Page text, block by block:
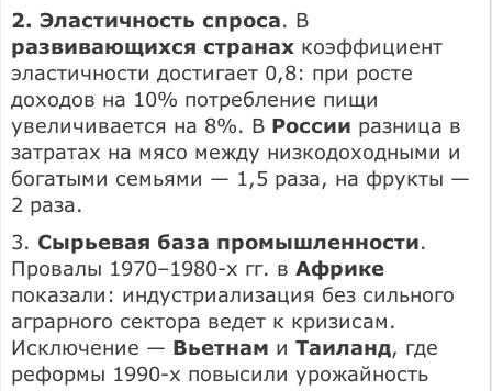
2. Эластичность спроса. В
развивающихся странах коэффициент
эластичности достигает 0,8: при росте
доходов на 10% потребление пищи
увеличивается на 8%. В России разница в
затратах на мясо между низкодоходными и
богатыми семьями — 1,5 раза, на фрукты —
2 раза.
3. Сырьевая база промышленности.
Провалы 1970–1980-х гг. в Африке
показали: индустриализация без сильного
аграрного сектора ведет к кризисам.
Исключение — Вьетнам и Таиланд, где
реформы 1990-х повысили урожайность